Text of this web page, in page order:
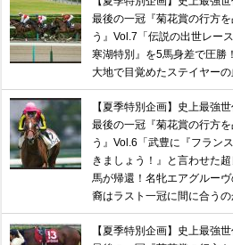
【有馬記念】武豊×ドウデュー
るべき“隠れ穴馬！”
最後の一冠『菊花賞の行方を
う』Vol.7「伝説の出世レー
寒湖特別』を5馬身差で圧勝
大地で目覚めたステイヤーの
【夏季特別企画】史上最強世
最後の一冠『菊花賞の行方を
う』Vol.6「武豊に『フラン
きましょう！』と言わせた超
馬が帰還！名牝エアグルー
裔はラスト一冠に間に合うの
【夏季特別企画】史上最強世